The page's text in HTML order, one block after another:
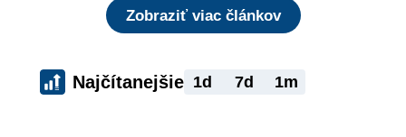
Zobraziť viac článkov
Najčítanejšie 1d 7d 1m